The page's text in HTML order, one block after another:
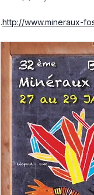
.http://www.mineraux-